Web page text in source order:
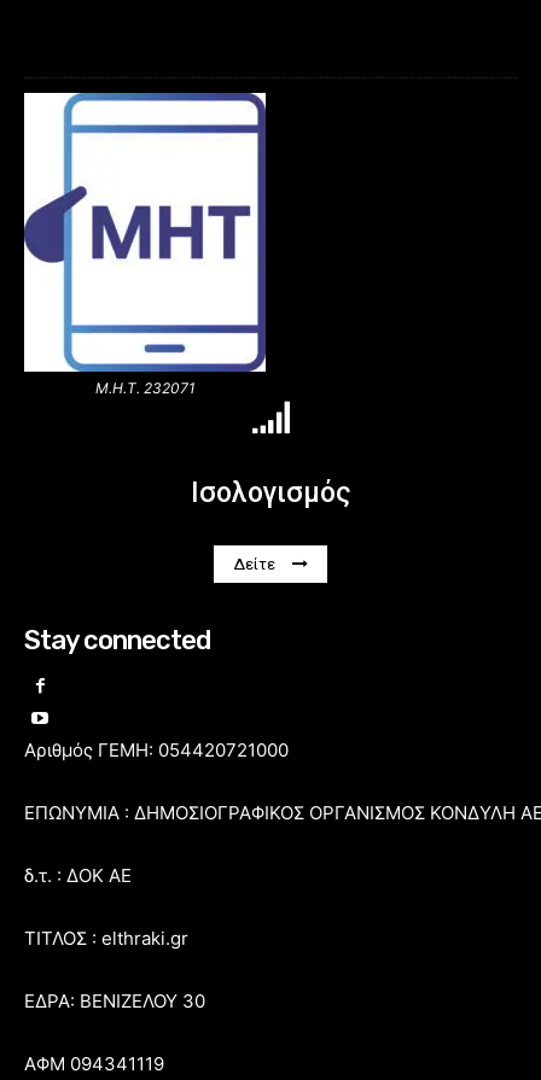
Μ.Η.Τ. 232071
Ισολογισμός
Δείτε
Stay connected
Αριθμός ΓΕΜΗ: 054420721000
ΕΠΩΝΥΜΙΑ : ΔΗΜΟΣΙΟΓΡΑΦΙΚΟΣ ΟΡΓΑΝΙΣΜΟΣ ΚΟΝΔΥΛΗ
δ.τ. : ΔΟΚ ΑΕ
ΤΙΤΛΟΣ : elthraki.gr
ΕΔΡΑ: ΒΕΝΙΖΕΛΟΥ 30
ΑΦΜ 094341119